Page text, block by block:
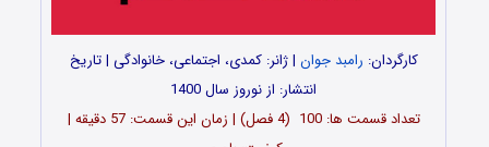
کارگردان: رامبد جوان | ژانر: کمدی، اجتماعی، خانوادگی | تاریخ
انتشار: از نوروز سال 1400
تعداد قسمت ها: 100 (4 فصل) | زمان این قسمت: 57 دقیقه |